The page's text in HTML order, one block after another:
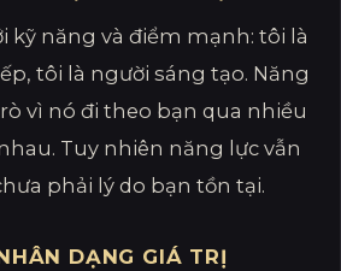
kỹ năng và điểm mạnh: tôi là
tôi là người sáng tạo. Năng
vì nó đi theo bạn qua nhiều
Tuy nhiên năng lực vẫn
phải lý do bạn tồn tại.
DẠNG GIÁ TRỊ